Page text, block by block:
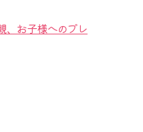
、お子様へのプレ